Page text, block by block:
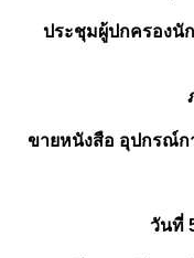
ประชุมผู้ปกครองนัก
ขายหนังสือ อุปกรณ์ก
วันที่